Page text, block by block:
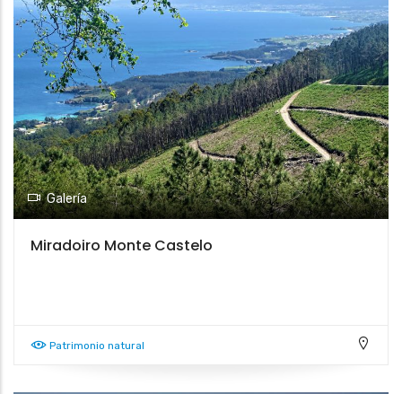
Galería
Miradoiro Monte Castelo
Patrimonio natural